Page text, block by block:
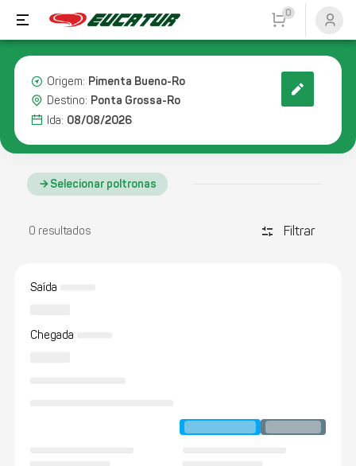
0
Origem: Pimenta Bueno-Ro
Destino: Ponta Grossa-Ro
Ida: 08/08/2026
Selecionar poltronas
0 resultados discover_tune Filtrar
Saída
Chegada